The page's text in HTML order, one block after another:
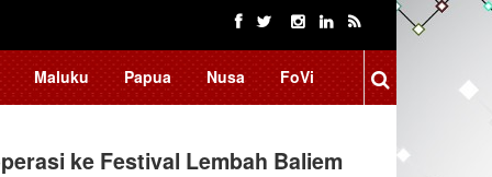
Maluku Papua Nusa FoVi
ke Festival Lembah Baliem
BRIN Fokus Kembangkan